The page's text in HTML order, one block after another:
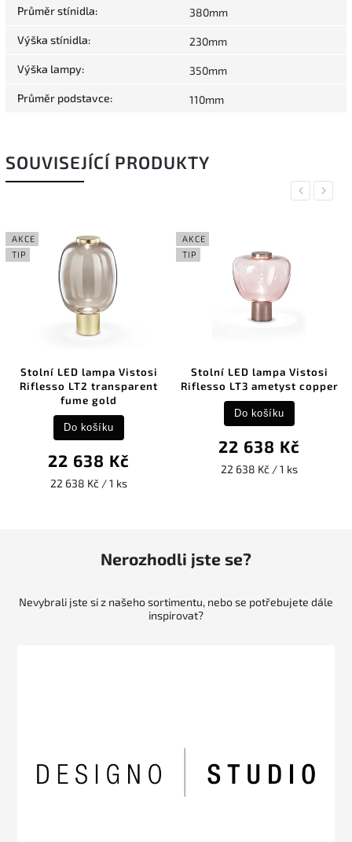
Průměr stínidla: 380mm
Výška stínidla: 230mm
Výška lampy: 350mm
Průměr podstavce: 110mm
SOUVISEJÍCÍ PRODUKTY
Previous
AKCE
TIP
Stolní LED lampa Vistosi
Riflesso LT2 transparent
fume gold
22 638 Kč
22 638 Kč / 1 ks
Do košíku
AKCE
TIP
Stolní LED lampa Vistosi
Riflesso LT3 ametyst copper
22 638 Kč
22 638 Kč / 1 ks
Do košíku
Next
Nerozhodli jste se?
Nevybrali jste si z našeho sortimentu, nebo se potřebujete dále
inspirovat?